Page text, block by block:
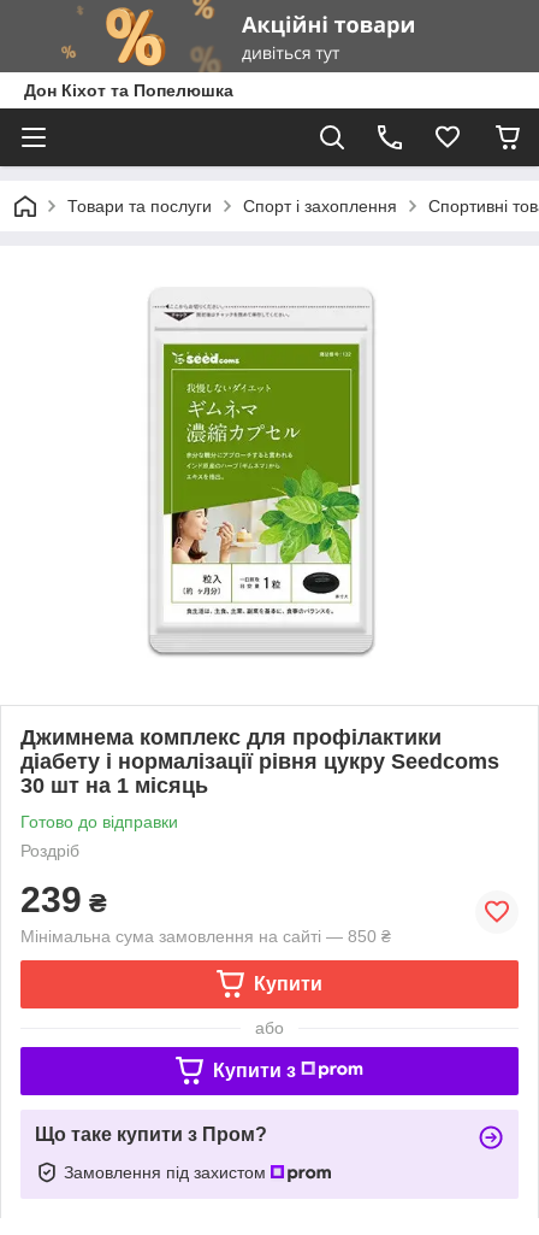
Дон Кіхот та Попелюшка
Товари та послуги Спорт і захоплення Спортивні
Джимнема комплекс для профілактики
діабету і нормалізації рівня цукру Seedcoms
30 шт на 1 місяць
Готово до відправки
Роздріб
239 ₴
Мінімальна сума замовлення на сайті — 850 ₴
Купити
або
Купити з
Що таке купити з Пром?
Замовлення під захистом